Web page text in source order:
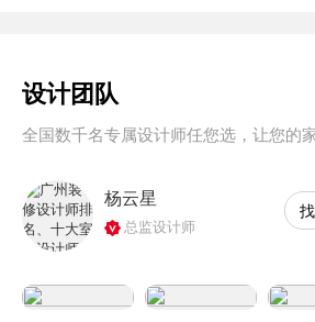
设计团队
全国数千名专属设计师任您选，让您的
杨云星
总监设计师